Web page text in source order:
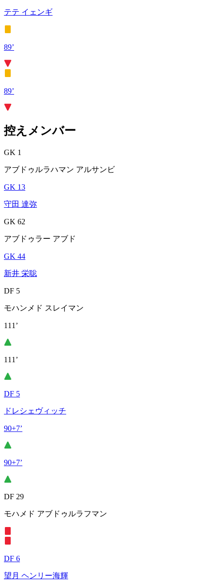
テテ イェンギ
89’
89’
控えメンバー
GK 1
アブドゥルラハマン アルサンビ
GK 13
守田 達弥
GK 62
アブドゥラー アブド
GK 44
新井 栄聡
DF 5
モハンメド スレイマン
111’
111’
DF 5
ドレシェヴィッチ
90+7’
90+7’
DF 29
モハメド アブドゥルラフマン
DF 6
望月 ヘンリー海輝